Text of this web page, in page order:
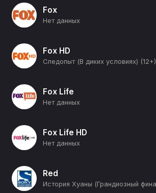
Fox
Нет данных
Fox HD
Следопыт (В диких условиях) (12+)
Fox Life
Нет данных
Fox Life HD
Нет данных
Red